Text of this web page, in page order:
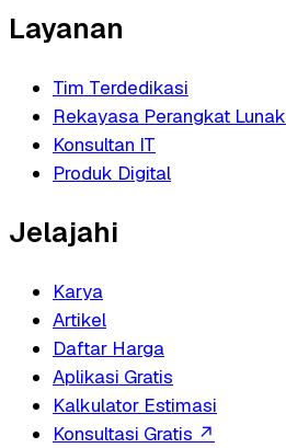
Layanan
Tim Terdedikasi
Rekayasa Perangkat Lunak
Konsultan IT
Produk Digital
Jelajahi
Karya
Artikel
Daftar Harga
Aplikasi Gratis
Kalkulator Estimasi
Konsultasi Gratis ↗